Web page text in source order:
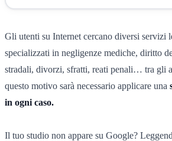
Gli utenti su Internet cercano diversi servizi
specializzati in negligenze mediche, diritto
stradali, divorzi, sfratti, reati penali… tra gli
questo motivo sarà necessario applicare una
in ogni caso.
Il tuo studio non appare su Google?